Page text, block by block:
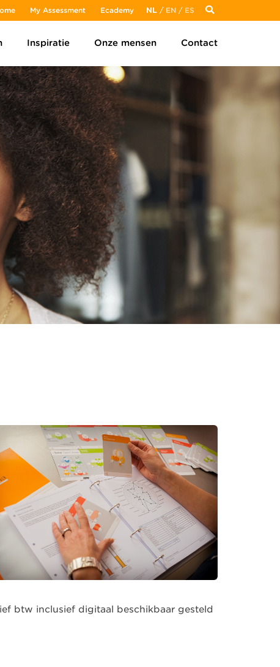
My Assessment Ecademy NL / EN / ES
Inspiratie Onze mensen Contact
btw inclusief digitaal beschikbaar gesteld